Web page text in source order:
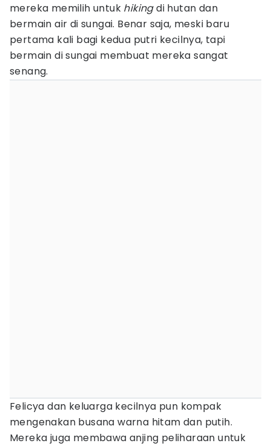
mereka memilih untuk hikingdi hutan dan
bermain air di sungai. Benar saja, meski baru
pertama kali bagi kedua putri kecilnya, tapi
bermain di sungai membuat mereka sangat
senang.
Felicya dan keluarga kecilnya pun kompak
mengenakan busana warna hitam dan putih.
Mereka juga membawa anjing peliharaan untuk